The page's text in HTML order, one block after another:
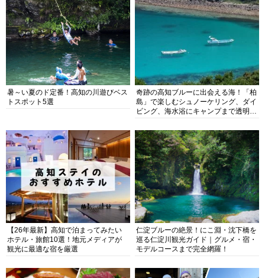
暑～い夏のド定番！高知の川遊びベス
トスポット5選
奇跡の高知ブルーに出会える海！「柏
島」で楽しむシュノーケリング、ダイ
ビング、海水浴にキャンプまで透明度
【26年最新】高知で泊まってみたい
ホテル・旅館10選！地元メディアが
観光に最適な宿を厳選
仁淀ブルーの絶景！にこ淵・沈下橋を
巡る仁淀川観光ガイド｜グルメ・宿・
モデルコースまで完全網羅！